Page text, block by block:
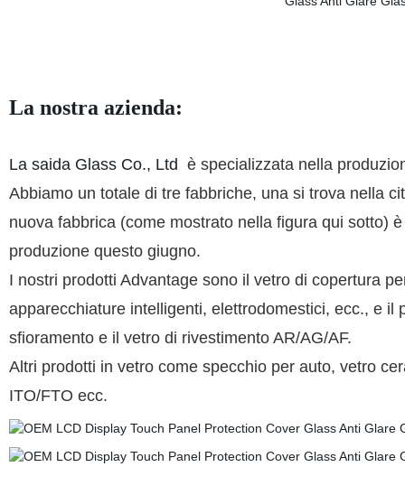
La nostra azienda:
La saida Glass Co., Ltd è specializzata nella
Abbiamo un totale di tre fabbriche, una si trova nella
nuova fabbrica (come mostrato nella figura qui sotto)
produzione questo giugno.
I nostri prodotti Advantage sono il vetro di copertura
apparecchiature intelligenti, elettrodomestici, ecc., e
sfioramento e il vetro di rivestimento AR/AG/AF.
Altri prodotti in vetro come specchio per auto, vetro
ITO/FTO ecc.